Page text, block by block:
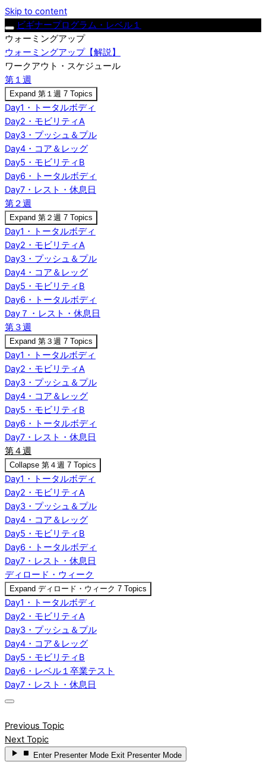
Skip to content
ビギナープログラム・レベル１
ウォーミングアップ
ウォーミングアップ【解説】
ワークアウト・スケジュール
第１週
Expand 第１週 7 Topics
Day1・トータルボディ
Day2・モビリティA
Day3・プッシュ＆プル
Day4・コア＆レッグ
Day5・モビリティB
Day6・トータルボディ
Day7・レスト・休息日
第２週
Expand 第２週 7 Topics
Day1・トータルボディ
Day2・モビリティA
Day3・プッシュ＆プル
Day4・コア＆レッグ
Day5・モビリティB
Day6・トータルボディ
Day７・レスト・休息日
第３週
Expand 第３週 7 Topics
Day1・トータルボディ
Day2・モビリティA
Day3・プッシュ＆プル
Day4・コア＆レッグ
Day5・モビリティB
Day6・トータルボディ
Day7・レスト・休息日
第４週
Collapse 第４週 7 Topics
Day1・トータルボディ
Day2・モビリティA
Day3・プッシュ＆プル
Day4・コア＆レッグ
Day5・モビリティB
Day6・トータルボディ
Day7・レスト・休息日
ディロード・ウィーク
Expand ディロード・ウィーク 7 Topics
Day1・トータルボディ
Day2・モビリティA
Day3・プッシュ＆プル
Day4・コア＆レッグ
Day5・モビリティB
Day6・レベル１卒業テスト
Day7・レスト・休息日
Previous Topic
Next Topic
Enter Presenter Mode Exit Presenter Mode